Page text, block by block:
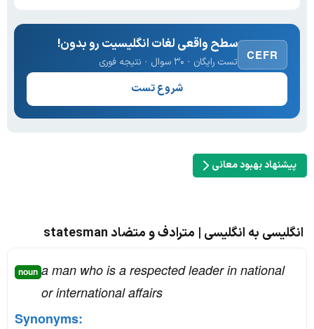
CEFR
سطح واقعی لغات انگلیسیت رو بدون!
تست رایگان · ۳۰ سوال · نتیجه فوری
شروع تست
پیشنهاد بهبود معانی
انگلیسی به انگلیسی | مترادف و متضاد statesman
noun a man who is a respected leader in national
or international affairs
Synonyms: